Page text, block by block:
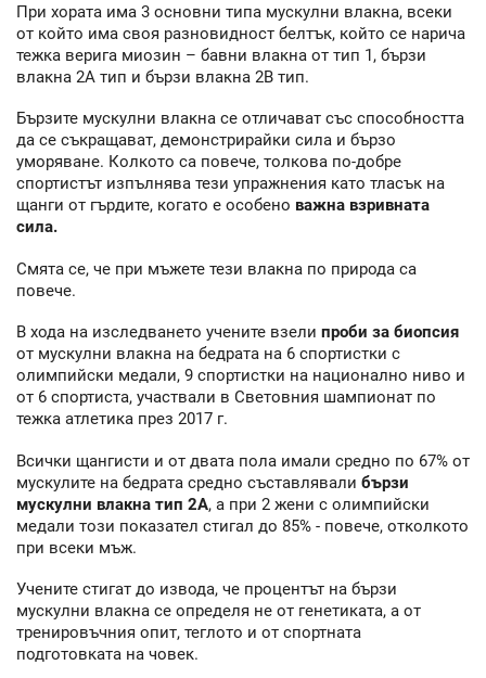
При хората има 3 основни типа мускулни влакна, всеки
от който има своя разновидност белтък, който се нарича
тежка верига миозин – бавни влакна от тип 1, бързи
влакна 2А тип и бързи влакна 2В тип.
Бързите мускулни влакна се отличават със способността
да се съкращават, демонстрирайки сила и бързо
уморяване. Колкото са повече, толкова по-добре
спортистът изпълнява тези упражнения като тласък на
щанги от гърдите, когато е особено важна взривната
сила.
Смята се, че при мъжете тези влакна по природа са
повече.
В хода на изследването учените взели проби за биопсия
от мускулни влакна на бедрата на 6 спортистки с
олимпийски медали, 9 спортистки на национално ниво и
от 6 спортиста, участвали в Световния шампионат по
тежка атлетика през 2017 г.
Всички щангисти и от двата пола имали средно по 67% от
мускулите на бедрата средно съставлявали бързи
мускулни влакна тип 2А, а при 2 жени с олимпийски
медали този показател стигал до 85% - повече, отколкото
при всеки мъж.
Учените стигат до извода, че процентът на бързи
мускулни влакна се определя не от генетиката, а от
тренировъчния опит, теглото и от спортната
подготовката на човек.